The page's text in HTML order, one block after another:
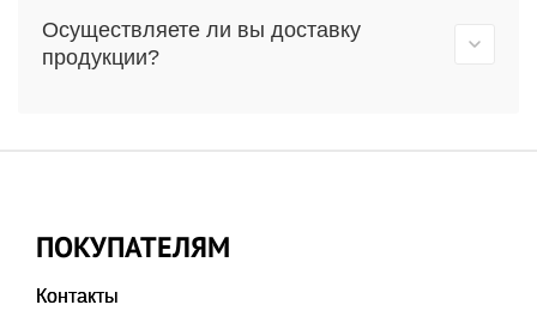
Осуществляете ли вы доставку
продукции?
ПОКУПАТЕЛЯМ
Контакты